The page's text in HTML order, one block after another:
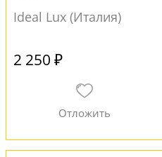
Ideal Lux (Италия)
2 250 ₽